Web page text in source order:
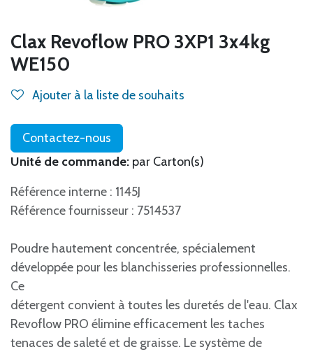
Clax Revoflow PRO 3XP1 3x4kg
WE150
Ajouter à la liste de souhaits
Contactez-nous
Unité de commande: par Carton(s)
Référence interne : 1145J
Référence fournisseur : 7514537
Poudre hautement concentrée, spécialement
développée pour les blanchisseries professionnelles.
Ce
détergent convient à toutes les duretés de l'eau. Clax
Revoflow PRO élimine efficacement les taches
tenaces de saleté et de graisse. Le système de